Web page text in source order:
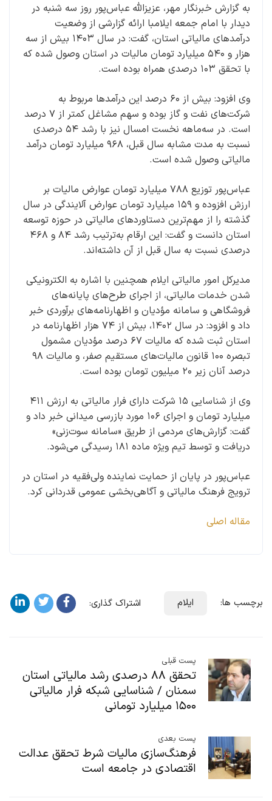
به گزارش خبرنگار مهر، عزیزالله عباس‌پور روز سه شنبه در
دیدار با امام جمعه ایلامبا ارائه گزارشی از وضعیت
درآمدهای مالیاتی استان، گفت: در سال ۱۴۰۳ بیش از سه
هزار و ۵۴۰ میلیارد تومان مالیات در استان وصول شده که
با تحقق ۱۰۳ درصدی همراه بوده است.
وی افزود: بیش از ۶۰ درصد این درآمدها مربوط به
شرکت‌های نفت و گاز بوده و سهم مشاغل کمتر از ۷ درصد
است. در سه‌ماهه نخست امسال نیز با رشد ۵۴ درصدی
نسبت به مدت مشابه سال قبل، ۹۶۸ میلیارد تومان درآمد
مالیاتی وصول شده است.
عباس‌پور توزیع ۷۸۸ میلیارد تومان عوارض مالیات بر
ارزش افزوده و ۱۵۹ میلیارد تومان عوارض آلایندگی در سال
گذشته را از مهم‌ترین دستاوردهای مالیاتی در حوزه توسعه
استان دانست و گفت: این ارقام به‌ترتیب رشد ۸۴ و ۴۶۸
درصدی نسبت به سال قبل از آن داشته‌اند.
مدیرکل امور مالیاتی ایلام همچنین با اشاره به الکترونیکی
شدن خدمات مالیاتی، از اجرای طرح‌های پایانه‌های
فروشگاهی و سامانه مؤدیان و اظهارنامه‌های برآوردی خبر
داد و افزود: در سال ۱۴۰۲، بیش از ۷۴ هزار اظهارنامه در
استان ثبت شده که مالیات ۶۷ درصد مؤدیان مشمول
تبصره ۱۰۰ قانون مالیات‌های مستقیم صفر، و مالیات ۹۸
درصد آنان زیر ۲۰ میلیون تومان بوده است.
وی از شناسایی ۱۵ شرکت دارای فرار مالیاتی به ارزش ۴۱۱
میلیارد تومان و اجرای ۱۰۶ مورد بازرسی میدانی خبر داد و
گفت: گزارش‌های مردمی از طریق «سامانه سوت‌زنی»
دریافت و توسط تیم ویژه ماده ۱۸۱ رسیدگی می‌شود.
عباس‌پور در پایان از حمایت نماینده ولی‌فقیه در استان در
ترویج فرهنگ مالیاتی و آگاهی‌بخشی عمومی قدردانی کرد.
مقاله اصلی
برچسب ها: ایلام اشتراک گذاری:
پست قبلی
تحقق ۸۸ درصدی رشد مالیاتی استان
سمنان / شناسایی شبکه فرار مالیاتی
۱۵۰۰ میلیارد تومانی
پست بعدی
فرهنگ‌سازی مالیات شرط تحقق عدالت
اقتصادی در جامعه است